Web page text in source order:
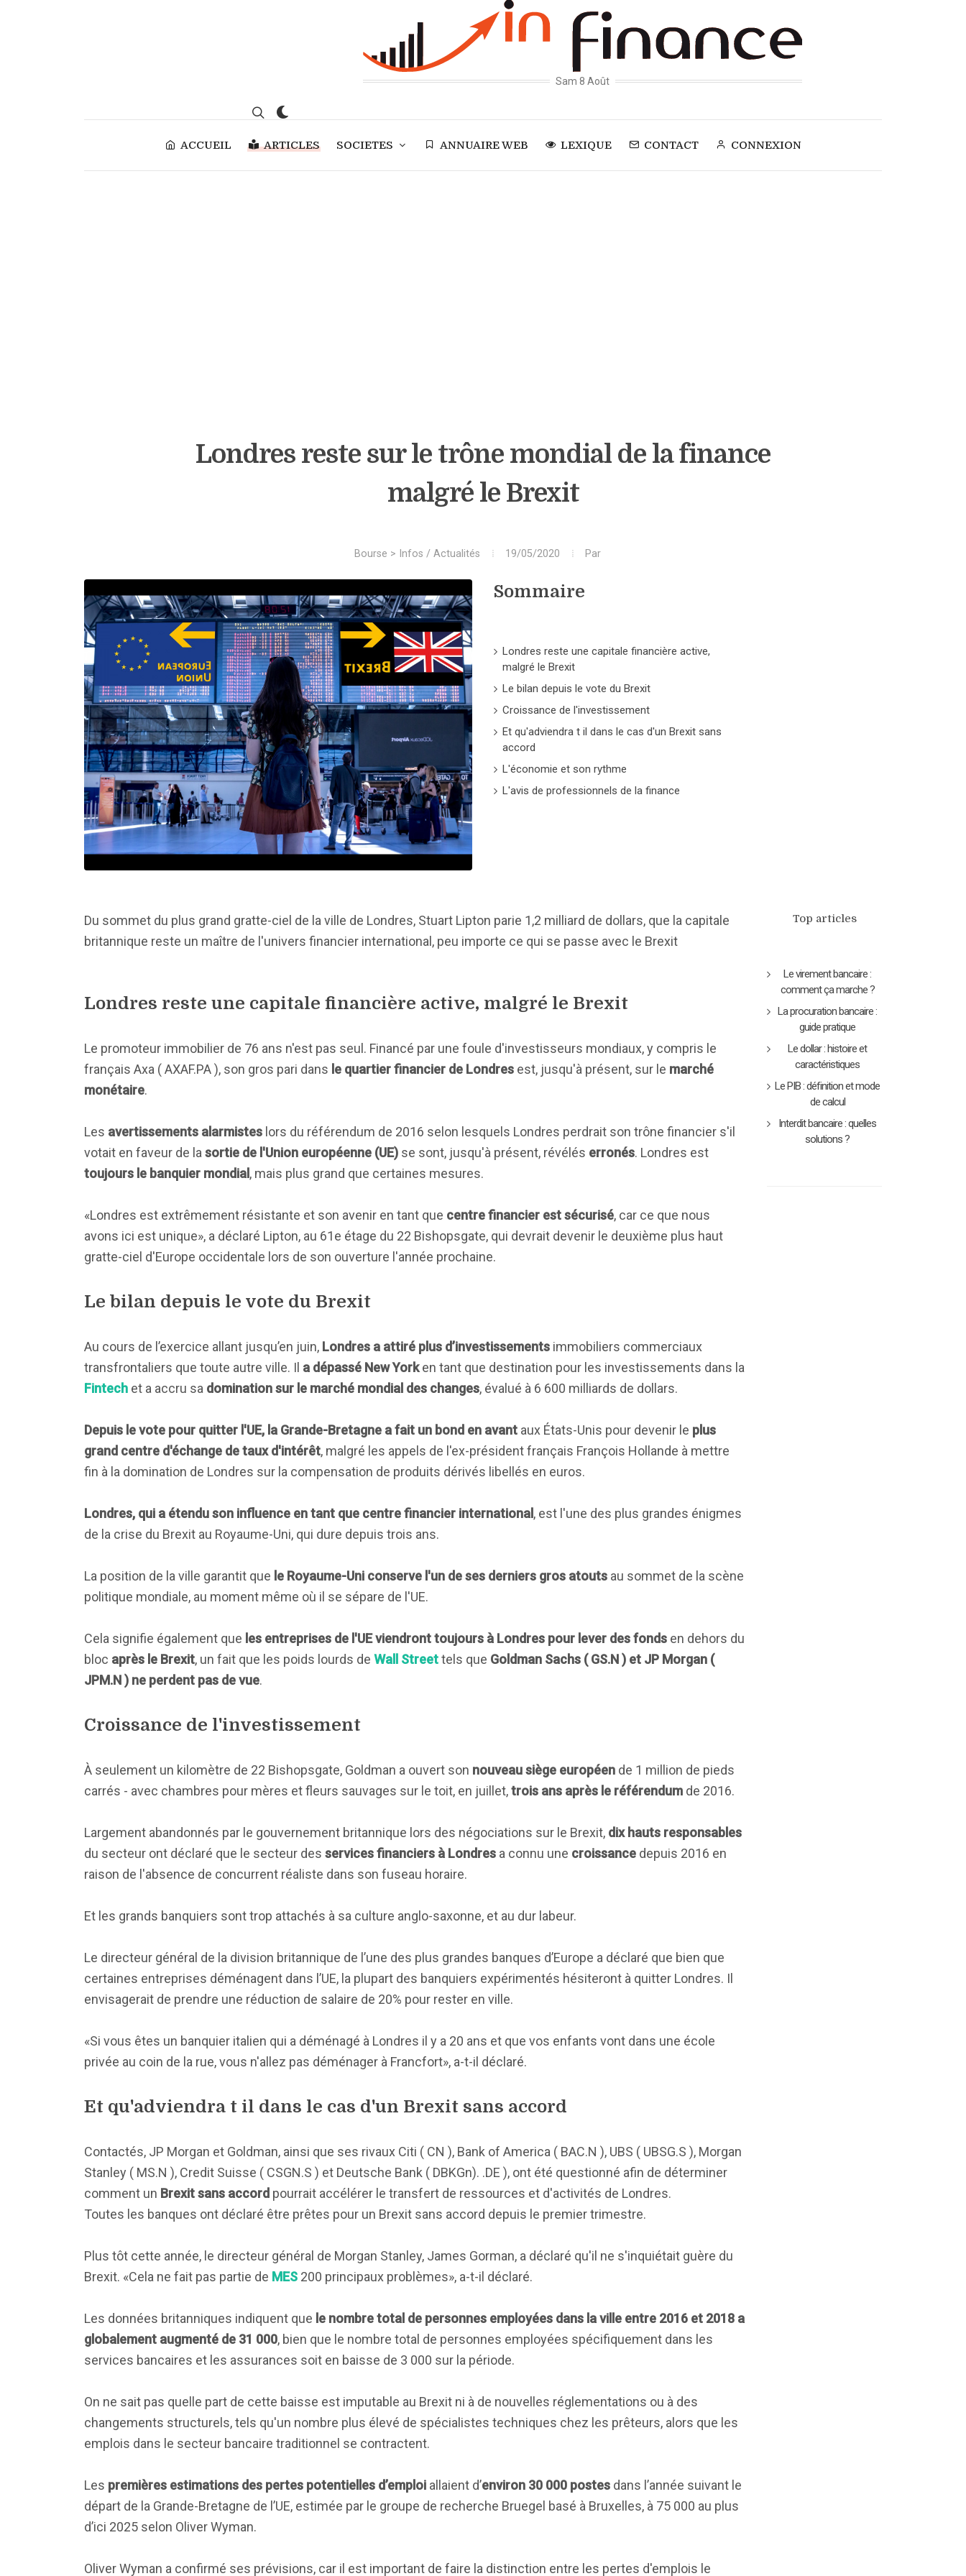
Sam 8 Août
ACCUEIL ARTICLES SOCIETES ANNUAIRE WEB LEXIQUE CONTACT CONNEXION
Londres reste sur le trône mondial de la finance
malgré le Brexit
Bourse > Infos / Actualités 19/05/2020 Par
Sommaire
Londres reste une capitale financière active,
malgré le Brexit
Le bilan depuis le vote du Brexit
Croissance de l'investissement
Et qu'adviendra t il dans le cas d'un Brexit sans
accord
L'économie et son rythme
L'avis de professionnels de la finance
Du sommet du plus grand gratte-ciel de la ville de Londres, Stuart Lipton parie 1,2 milliard de dollars, que la capitale
britannique reste un maître de l'univers financier international, peu importe ce qui se passe avec le Brexit
Londres reste une capitale financière active, malgré le Brexit
Le promoteur immobilier de 76 ans n'est pas seul. Financé par une foule d'investisseurs mondiaux, y compris le
français Axa ( AXAF.PA ), son gros pari dans le quartier financier de Londres est, jusqu'à présent, sur le marché
monétaire.
Les avertissements alarmistes lors du référendum de 2016 selon lesquels Londres perdrait son trône financier s'il
votait en faveur de la sortie de l'Union européenne (UE) se sont, jusqu'à présent, révélés erronés. Londres est
toujours le banquier mondial , mais plus grand que certaines mesures.
«Londres est extrêmement résistante et son avenir en tant que centre financier est sécurisé, car ce que nous
avons ici est unique», a déclaré Lipton, au 61e étage du 22 Bishopsgate, qui devrait devenir le deuxième plus haut
gratte-ciel d'Europe occidentale lors de son ouverture l'année prochaine.
Le bilan depuis le vote du Brexit
Au cours de l’exercice allant jusqu’en juin, Londres a attiré plus d’investissements immobiliers commerciaux
transfrontaliers que toute autre ville. Il a dépassé New Yorken tant que destination pour les investissements dans la
Fintech et a accru sa domination sur le marché mondial des changes, évalué à 6 600 milliards de dollars.
Depuis le vote pour quitter l'UE, la Grande-Bretagne a fait un bond en avant aux États-Unis pour devenir le plus
grand centre d'échange de taux d'intérêt, malgré les appels de l'ex-président français François Hollande à mettre
fin à la domination de Londres sur la compensation de produits dérivés libellés en euros.
Londres, qui a étendu son influence en tant que centre financier international , est l'une des plus grandes énigmes
de la crise du Brexit au Royaume-Uni, qui dure depuis trois ans.
La position de la ville garantit que le Royaume-Uni conserve l'un de ses derniers gros atouts au sommet de la scène
politique mondiale, au moment même où il se sépare de l'UE.
Cela signifie également que les entreprises de l'UE viendront toujours à Londres pour lever des fonds en dehors du
bloc après le Brexit, un fait que les poids lourds de Wall Streettels que Goldman Sachs ( GS.N ) et JP Morgan (
JPM.N ) ne perdent pas de vue.
Croissance de l'investissement
À seulement un kilomètre de 22 Bishopsgate, Goldman a ouvert son nouveau siège européen de 1 million de pieds
carrés - avec chambres pour mères et fleurs sauvages sur le toit, en juillet,trois ans après le référendum de 2016.
Largement abandonnés par le gouvernement britannique lors des négociations sur le Brexit, dix hauts responsables
du secteur ont déclaré que le secteur des services financiers à Londres a connu une croissance depuis 2016 en
raison de l'absence de concurrent réaliste dans son fuseau horaire.
Et les grands banquiers sont trop attachés à sa culture anglo-saxonne, et au dur labeur.
Le directeur général de la division britannique de l’une des plus grandes banques d’Europe a déclaré que bien que
certaines entreprises déménagent dans l’UE, la plupart des banquiers expérimentés hésiteront à quitter Londres. Il
envisagerait de prendre une réduction de salaire de 20% pour rester en ville.
«Si vous êtes un banquier italien qui a déménagé à Londres il y a 20 ans et que vos enfants vont dans une école
privée au coin de la rue, vous n'allez pas déménager à Francfort», a-t-il déclaré.
Et qu'adviendra t il dans le cas d'un Brexit sans accord
Contactés, JP Morgan et Goldman, ainsi que ses rivaux Citi ( CN ), Bank of America ( BAC.N ), UBS ( UBSG.S ), Morgan
Stanley ( MS.N ), Credit Suisse ( CSGN.S ) et Deutsche Bank ( DBKGn). .DE ), ont été questionné afin de déterminer
comment un Brexit sans accord pourrait accélérer le transfert de ressources et d'activités de Londres.
Toutes les banques ont déclaré être prêtes pour un Brexit sans accord depuis le premier trimestre.
Plus tôt cette année, le directeur général de Morgan Stanley, James Gorman, a déclaré qu'il ne s'inquiétait guère du
Brexit. «Cela ne fait pas partie de MES 200 principaux problèmes», a-t-il déclaré.
Les données britanniques indiquent que le nombre total de personnes employées dans la ville entre 2016 et 2018 a
globalement augmenté de 31 000, bien que le nombre total de personnes employées spécifiquement dans les
services bancaires et les assurances soit en baisse de 3 000 sur la période.
On ne sait pas quelle part de cette baisse est imputable au Brexit ni à de nouvelles réglementations ou à des
changements structurels, tels qu'un nombre plus élevé de spécialistes techniques chez les prêteurs, alors que les
emplois dans le secteur bancaire traditionnel se contractent.
Les premières estimations des pertes potentielles d’emploi allaient d’environ 30 000 postes dans l’année suivant le
départ de la Grande-Bretagne de l’UE, estimée par le groupe de recherche Bruegel basé à Bruxelles, à 75 000 au plus
d’ici 2025 selon Oliver Wyman.
Oliver Wyman a confirmé ses prévisions, car il est important de faire la distinction entre les pertes d'emplois le
Top articles
Le virement bancaire :
comment ça marche ?
La procuration bancaire :
guide pratique
Le dollar : histoire et
caractéristiques
Le PIB : définition et mode
de calcul
Interdit bancaire : quelles
solutions ?